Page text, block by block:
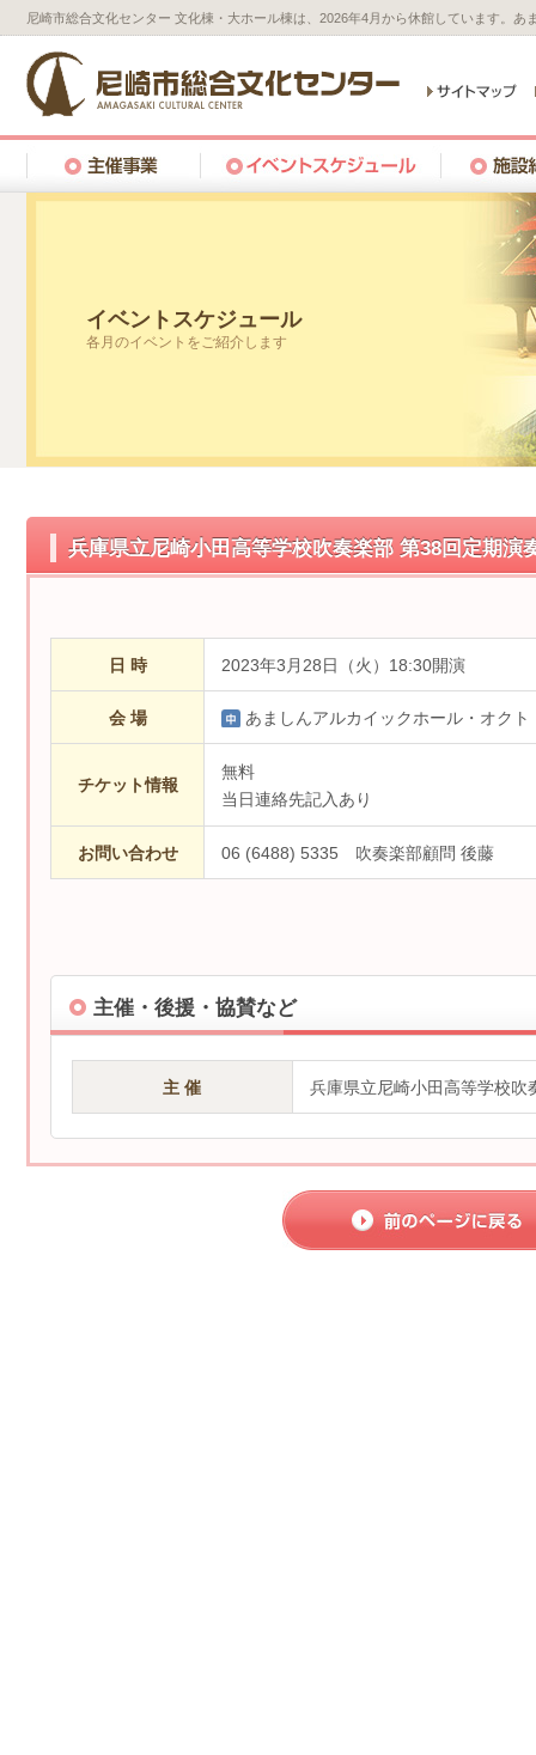
尼崎市総合文化センター 文化棟・大ホール棟は、2026年4月から休館しています。
イベントスケジュール
各月のイベントをご紹介します
兵庫県立尼崎小田高等学校吹奏楽部 第38回定期演
日 時 2023年3月28日（火）18:30開演
会 場 あましんアルカイックホール・オクト
チケット情報
無料
当日連絡先記入あり
お問い合わせ 06 (6488) 5335 吹奏楽部顧問 後藤
主催・後援・協賛など
主 催 兵庫県立尼崎小田高等学校吹